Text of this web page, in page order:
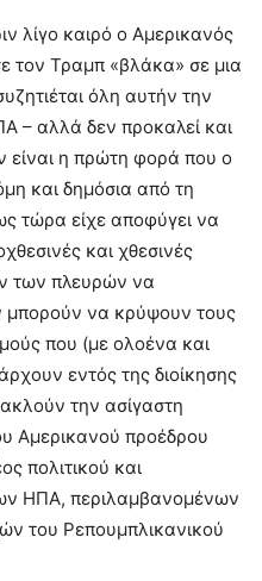
λίγο καιρό ο Αμερικανός
τον Τραμπ «βλάκα» σε μια
όλη αυτήν την
– αλλά δεν προκαλεί και
είναι η πρώτη φορά που ο
και δημόσια από τη
τώρα είχε αποφύγει να
και χθεσινές
των πλευρών να
μπορούν να κρύψουν τους
που (με ολοένα και
εντός της διοίκησης
την ασίγαστη
Αμερικανού προέδρου
πολιτικού και
ΗΠΑ, περιλαμβανομένων
του Ρεπουμπλικανικού